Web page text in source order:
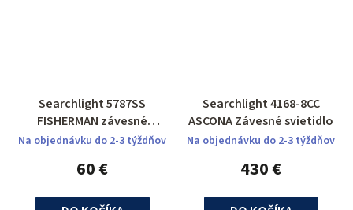
Searchlight 5787SS
FISHERMAN závesné
svietidlo
Na objednávku do 2-3 týždňov
60 €
Searchlight 4168-8CC
ASCONA Závesné svietidlo
Na objednávku do 2-3 týždňov
430 €